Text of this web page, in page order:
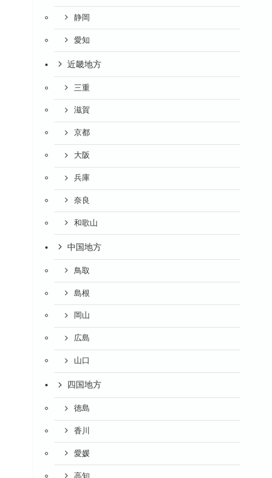
静岡
愛知
近畿地方
三重
滋賀
京都
大阪
兵庫
奈良
和歌山
中国地方
鳥取
島根
岡山
広島
山口
四国地方
徳島
香川
愛媛
高知